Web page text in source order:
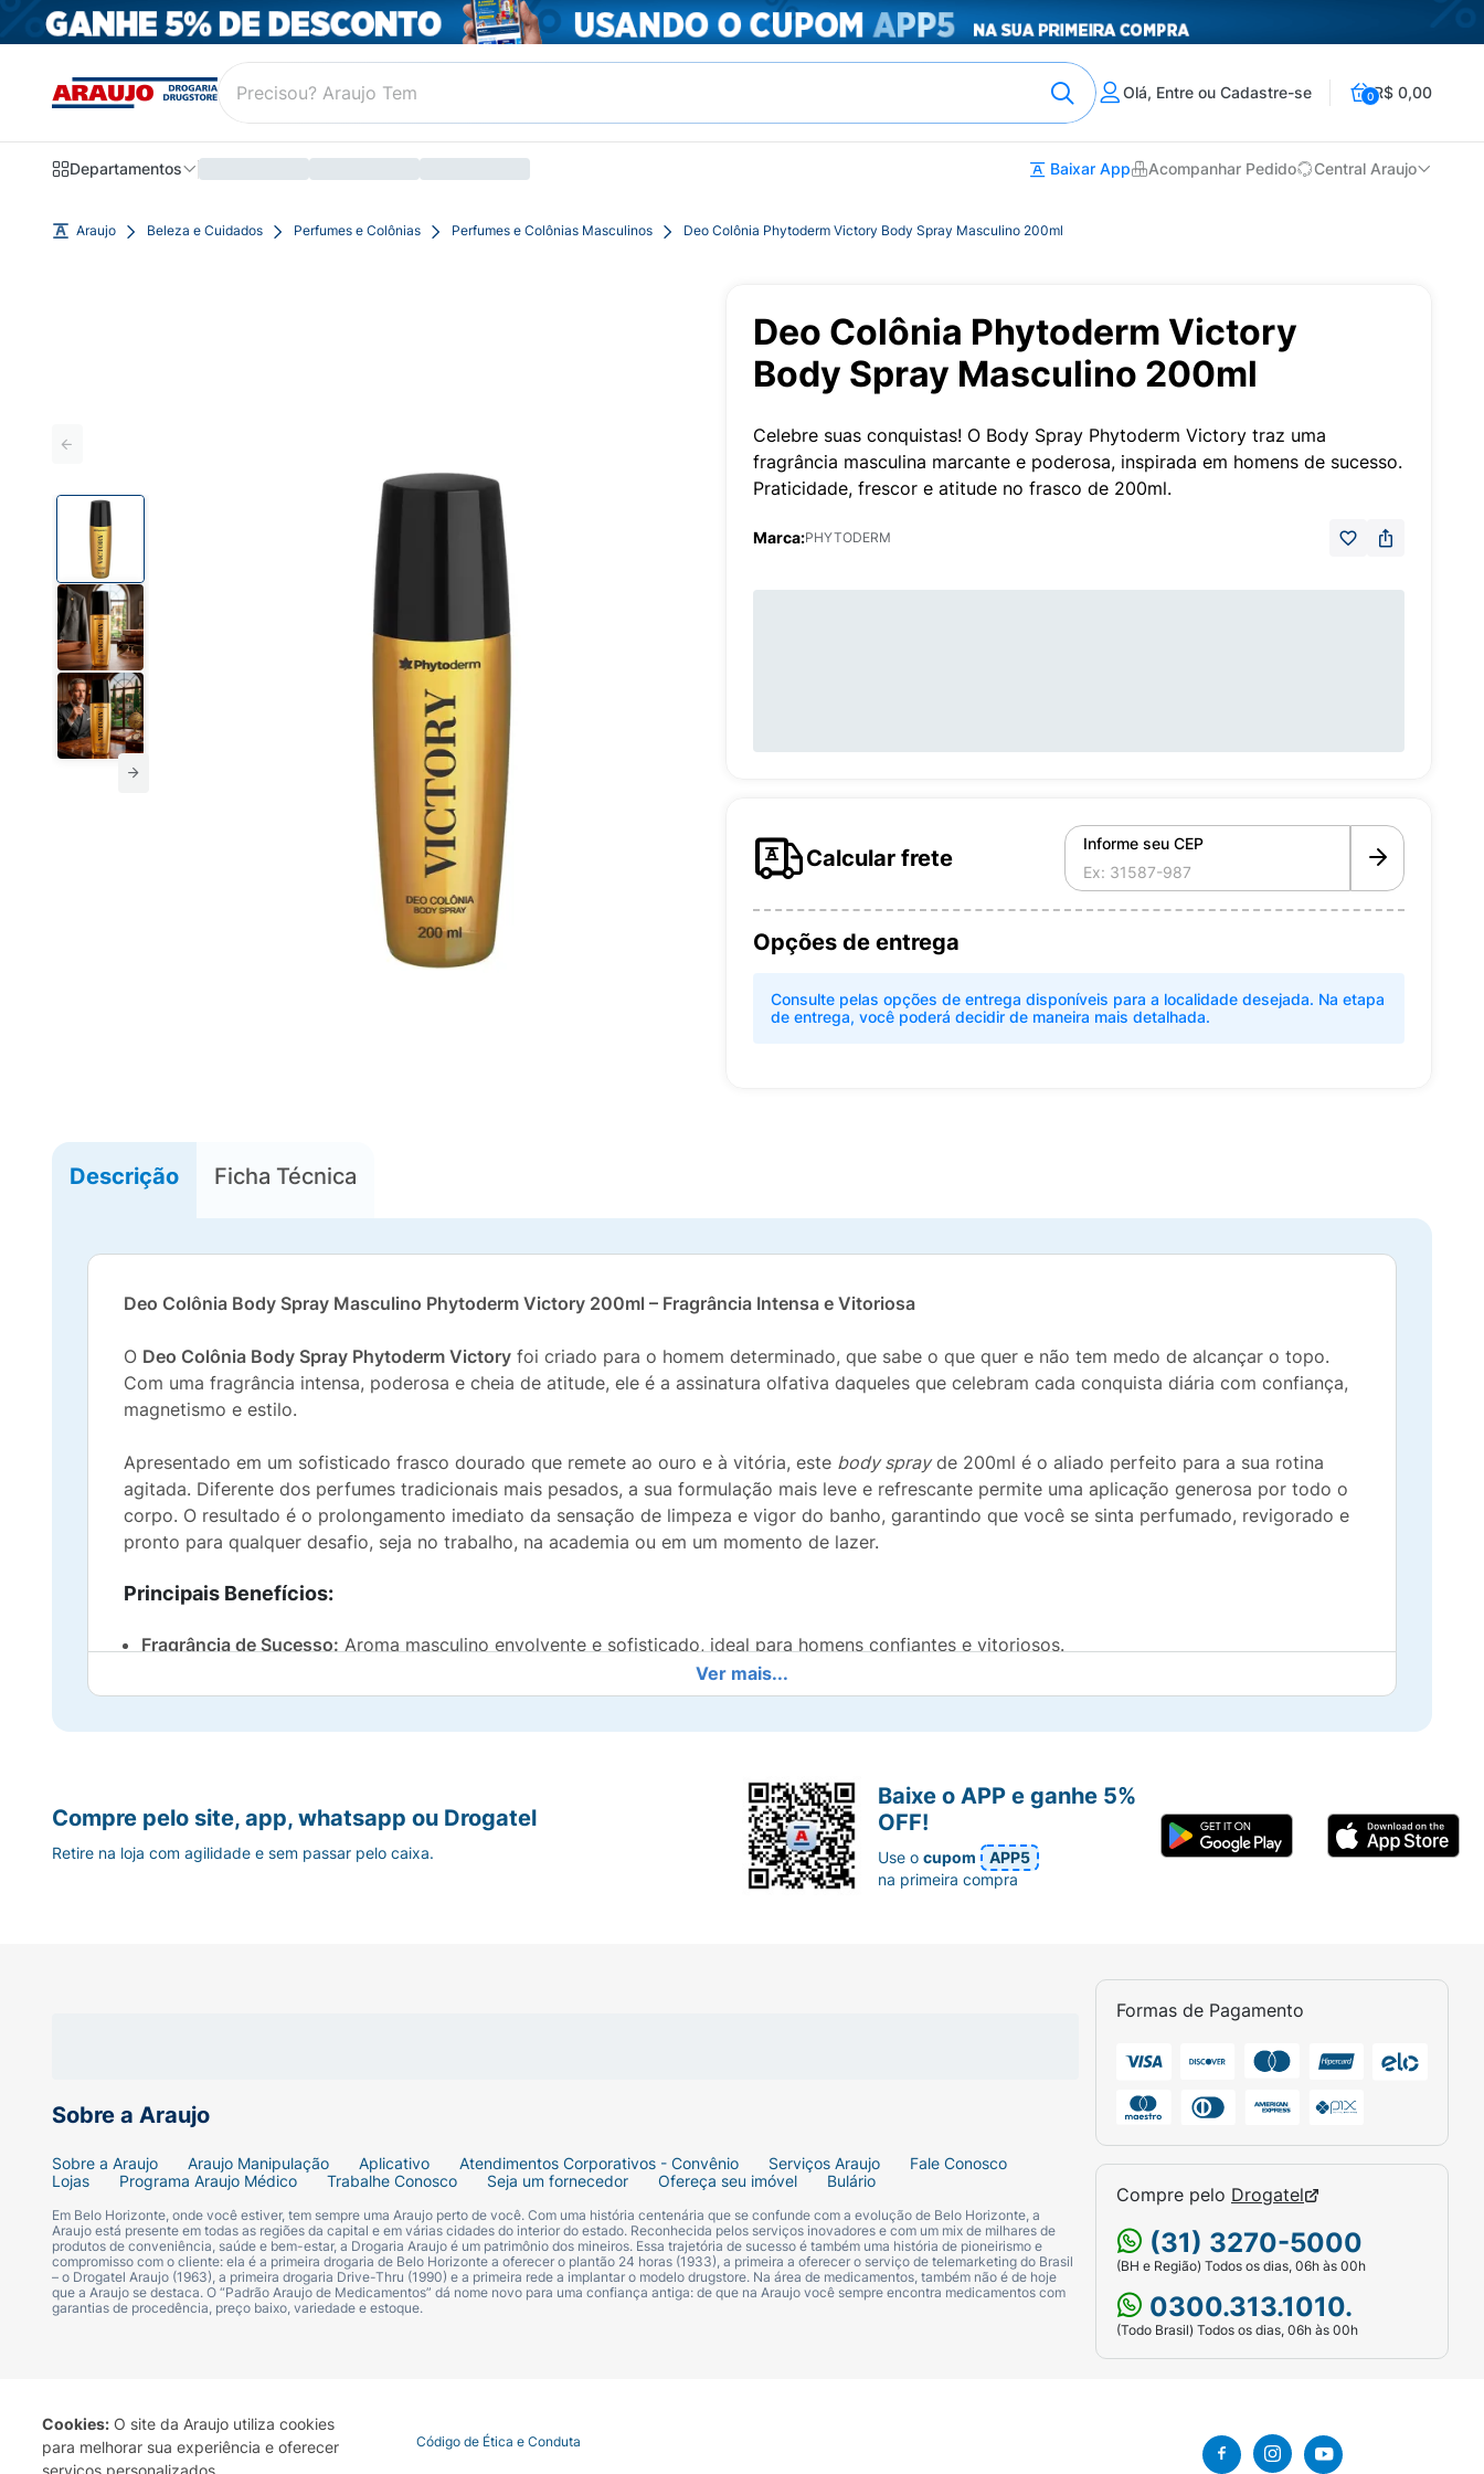
Cookies: O site da Araujo utiliza cookies
para melhorar sua experiência e oferecer
serviços personalizados.
Olá, Entre ou Cadastre-se 0R$ 0,00
Departamentos Baixar App Acompanhar Pedido Central Araujo
Araujo Beleza e Cuidados Perfumes e Colônias Perfumes e Colônias Masculinos Deo Colônia Phytoderm Victory Body Spray Masculino 200ml
Deo Colônia Phytoderm Victory
Body Spray Masculino 200ml
Celebre suas conquistas! O Body Spray Phytoderm Victory traz uma
fragrância masculina marcante e poderosa, inspirada em homens de sucesso.
Praticidade, frescor e atitude no frasco de 200ml.
Marca:PHYTODERM
Calcular frete
Informe seu CEP
Opções de entrega
Consulte pelas opções de entrega disponíveis para a localidade desejada. Na etapa
de entrega, você poderá decidir de maneira mais detalhada.
Descrição Ficha Técnica
Deo Colônia Body Spray Masculino Phytoderm Victory 200ml – Fragrância Intensa e Vitoriosa
O Deo Colônia Body Spray Phytoderm Victory foi criado para o homem determinado, que sabe o que quer e não tem medo de alcançar o topo.
Com uma fragrância intensa, poderosa e cheia de atitude, ele é a assinatura olfativa daqueles que celebram cada conquista diária com confiança,
magnetismo e estilo.
Apresentado em um sofisticado frasco dourado que remete ao ouro e à vitória, este body sprayde 200ml é o aliado perfeito para a sua rotina
agitada. Diferente dos perfumes tradicionais mais pesados, a sua formulação mais leve e refrescante permite uma aplicação generosa por todo o
corpo. O resultado é o prolongamento imediato da sensação de limpeza e vigor do banho, garantindo que você se sinta perfumado, revigorado e
pronto para qualquer desafio, seja no trabalho, na academia ou em um momento de lazer.
Principais Benefícios:
Fragrância de Sucesso: Aroma masculino envolvente e sofisticado, ideal para homens confiantes e vitoriosos.
Frescor Duradouro:Prolonga a sensação de limpeza e vitalidade do banho ao longo do dia.
Aplicação Generosa: A leveza do formato body spray permite aplicações abundantes sem que o aroma fique enjoativo.
Qualidade Phytoderm:Alta perfumação, tradição e excelente custo-benefício.
ideal para ser utilizado logo após o banho, com a pele limpa e seca, e pode ser reaplicado livremente sempre que desejar renovar a sua
Marca:Phytoderm.
Linha:Victory.
Tipo:Deo Colônia / Body Spray.
Público:Masculino.
Volume Líquido:200ml.
Ver mais...
Sobre a Araujo
Sobre a Araujo Araujo Manipulação Aplicativo Atendimentos Corporativos - Convênio Serviços Araujo
Fale Conosco
Lojas
Programa Araujo Médico Trabalhe Conosco Seja um fornecedor Ofereça seu imóvel Bulário
Em Belo Horizonte, onde você estiver, tem sempre uma Araujo perto de você. Com uma história centenária que se confunde com a evolução de Belo Horizonte, a
Araujo está presente em todas as regiões da capital e em várias cidades do interior do estado. Reconhecida pelos serviços inovadores e com um mix de milhares de
produtos de conveniência, saúde e bem-estar, a Drogaria Araujo é um patrimônio dos mineiros. Essa trajetória de sucesso é também uma história de pioneirismo e
compromisso com o cliente: ela é a primeira drogaria de Belo Horizonte a oferecer o plantão 24 horas (1933), a primeira a oferecer o serviço de telemarketing do Brasil
– o Drogatel Araujo (1963), a primeira drogaria Drive-Thru (1990) e a primeira rede a implantar o modelo drugstore. Na área de medicamentos, também não é de hoje
que a Araujo se destaca. O “Padrão Araujo de Medicamentos” dá nome novo para uma confiança antiga: de que na Araujo você sempre encontra medicamentos com
garantias de procedência, preço baixo, variedade e estoque.
Formas de Pagamento
Compre pelo Drogatel
(31) 3270-5000
(BH e Região) Todos os dias, 06h às 00h
0300.313.1010.
(Todo Brasil) Todos os dias, 06h às 00h
Compre pelo site, app, whatsapp ou Drogatel
Retire na loja com agilidade e sem passar pelo caixa.
Baixe o APP e ganhe 5%
OFF!
Use ocupom
APP5
na primeira compra
Termo de Uso Portal da Privacidade Covid-19 Código de Ética e Conduta